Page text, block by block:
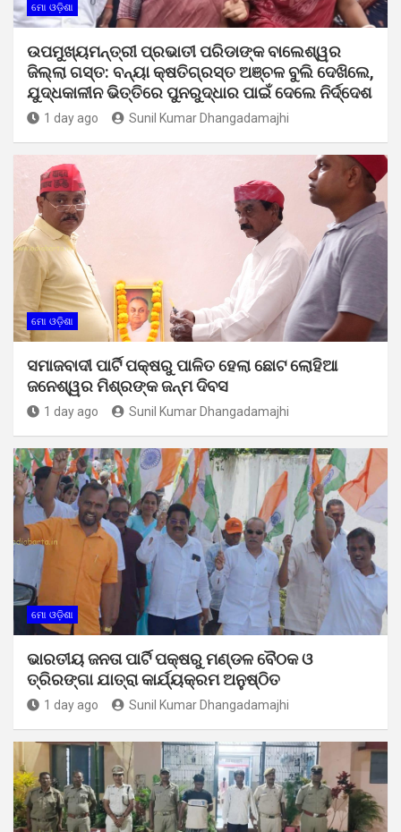
ମୋ ଓଡ଼ିଶା
ଉପମୁଖ୍ୟମନ୍ତ୍ରୀ ପ୍ରଭାତୀ ପରିଡାଙ୍କ ବାଲେଶ୍ୱର
ଜିଲ୍ଲା ଗସ୍ତ: ବନ୍ୟା କ୍ଷତିଗ୍ରସ୍ତ ଅଞ୍ଚଳ ବୁଲି ଦେଖିଲେ,
ଯୁଦ୍ଧକାଳୀନ ଭିତ୍ତିରେ ପୁନରୁଦ୍ଧାର ପାଇଁ ଦେଲେ ନିର୍ଦ୍ଦେଶ
1 day ago Sunil Kumar Dhangadamajhi
ମୋ ଓଡ଼ିଶା
ସମାଜବାଦୀ ପାର୍ଟି ପକ୍ଷରୁ ପାଳିତ ହେଲା ଛୋଟ ଲୋହିଆ
ଜନେଶ୍ୱର ମିଶ୍ରଙ୍କ ଜନ୍ମ ଦିବସ
1 day ago Sunil Kumar Dhangadamajhi
ମୋ ଓଡ଼ିଶା
ଭାରତୀୟ ଜନତା ପାର୍ଟି ପକ୍ଷରୁ ମଣ୍ଡଳ ବୈଠକ ଓ
ତ୍ରିରଙ୍ଗା ଯାତ୍ରା କାର୍ଯ୍ୟକ୍ରମ ଅନୁଷ୍ଠିତ
1 day ago Sunil Kumar Dhangadamajhi